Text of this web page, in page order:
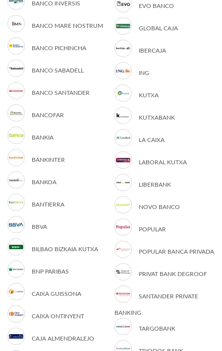
BANCO INVERSIS
BANCO MARE NOSTRUM
BANCO PICHINCHA
BANCO SABADELL
BANCO SANTANDER
BANCOFAR
BANKIA
BANKINTER
BANKOA
BANTIERRA
BBVA
BILBAO BIZKAIA KUTXA
BNP PARIBAS
CAIXA GUISSONA
CAIXA ONTINYENT
CAJA ALMENDRALEJO
EVO BANCO
GLOBAL CAJA
IBERCAJA
ING
KUTXA
KUTXABANK
LA CAIXA
LABORAL KUTXA
LIBERBANK
NOVO BANCO
POPULAR
POPULAR BANCA PRIVADA
PRIVAT BANK DEGROOF
SANTANDER PRIVATE
BANKING
TARGOBANK